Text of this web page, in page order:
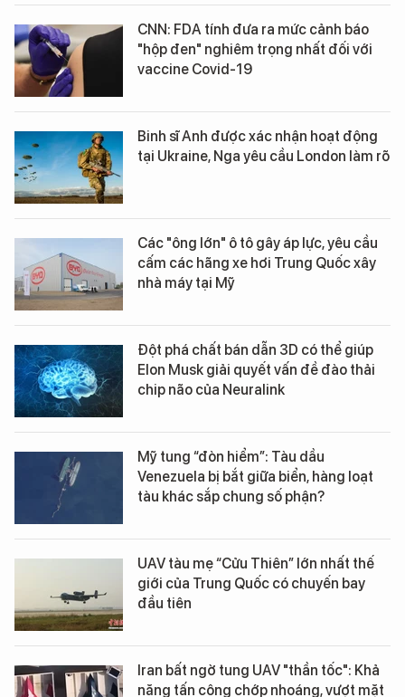
CNN: FDA tính đưa ra mức cảnh báo
"hộp đen" nghiêm trọng nhất đối với
vaccine Covid-19
Binh sĩ Anh được xác nhận hoạt động
tại Ukraine, Nga yêu cầu London làm rõ
Các "ông lớn" ô tô gây áp lực, yêu cầu
cấm các hãng xe hơi Trung Quốc xây
nhà máy tại Mỹ
Đột phá chất bán dẫn 3D có thể giúp
Elon Musk giải quyết vấn đề đào thải
chip não của Neuralink
Mỹ tung “đòn hiểm”: Tàu dầu
Venezuela bị bắt giữa biển, hàng loạt
tàu khác sắp chung số phận?
UAV tàu mẹ “Cửu Thiên” lớn nhất thế
giới của Trung Quốc có chuyến bay
đầu tiên
Iran bất ngờ tung UAV "thần tốc": Khả
năng tấn công chớp nhoáng, vượt mặt